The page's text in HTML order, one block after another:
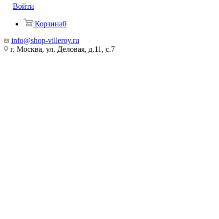
Войти
Корзина0
info@shop-villeroy.ru
г. Москва, ул. Деловая, д.11, с.7